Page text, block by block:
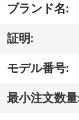
ク
ト
私
ブランド名:
証明:
モデル番号:
最小注文数